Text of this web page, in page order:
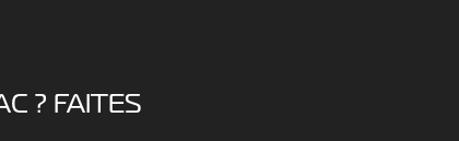
? FAITES